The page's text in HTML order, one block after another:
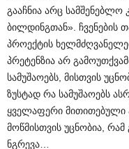
გააჩნია არც სამშენებლო
ბილდინგთან». ჩვენების
პროექტის
პრეტენზია არ
სამუშაოებს, მისთვის
ზუსტად რა სამუშაოებს
ყველაფერი მითითებული
მოწმისთვის უცნობია,
ნგრევა…